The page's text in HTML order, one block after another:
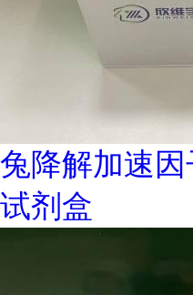
兔降解加速
试剂盒